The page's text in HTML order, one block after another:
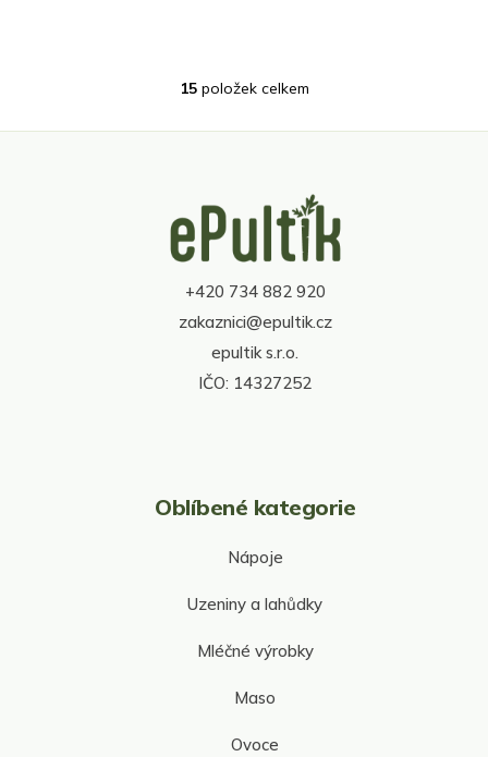
O
l
c
p
r
v
k
y
v
ý
15položek celkem
+420 734 882 920
zakaznici@epultik.cz
epultik s.r.o.
IČO: 14327252
Oblíbené kategorie
Nápoje
Uzeniny a lahůdky
Mléčné výrobky
Maso
Ovoce